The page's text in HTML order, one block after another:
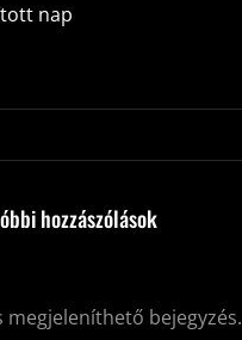
nap
hozzászólások
megjeleníthető bejegyzés.